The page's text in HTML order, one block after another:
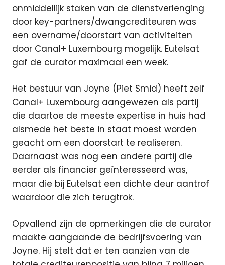
onmiddellijk staken van de dienstverlenging
door key-partners/dwangcrediteuren was
een overname/doorstart van activiteiten
door Canal+ Luxembourg mogelijk. Eutelsat
gaf de curator maximaal een week.
Het bestuur van Joyne (Piet Smid) heeft zelf
Canal+ Luxembourg aangewezen als partij
die daartoe de meeste expertise in huis had
alsmede het beste in staat moest worden
geacht om een doorstart te realiseren.
Daarnaast was nog een andere partij die
eerder als financier geïnteresseerd was,
maar die bij Eutelsat een dichte deur aantrof
waardoor die zich terugtrok.
Opvallend zijn de opmerkingen die de curator
maakte aangaande de bedrijfsvoering van
Joyne. Hij stelt dat er ten aanzien van de